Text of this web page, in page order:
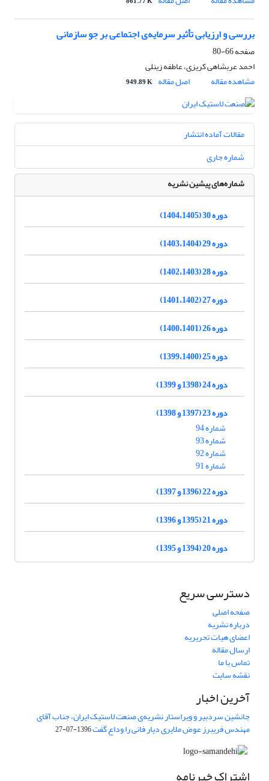
بررسی و ارزیابی تأثیر سرمایه‌ی اجتماعی بر جو سازمانی
صفحه66-80
احمد عربشاهی کریزی، عاطفه زینلی
مشاهده مقاله
اصل مقاله 949.89 K
مقالات آماده انتشار
شماره جاری
شماره‌های پیشین نشریه
دوره 30 (1404،1405)
دوره 29 (1403،1404)
دوره 28 (1402،1403)
دوره 27 (1401،1402)
دوره 26 (1400،1401)
دوره 25 (1399،1400)
دوره 24 (1398 و 1399)
دوره 23 (1397 و 1398)
شماره 94
شماره 93
شماره 92
شماره 91
دوره 22 (1396 و 1397)
دوره 21 (1395 و 1396)
دوره 20 (1394 و 1395)
دسترسی سریع
صفحه اصلی
درباره نشریه
اعضای هیات تحریریه
ارسال مقاله
تماس با ما
نقشه سایت
آخرین اخبار
جانشین سردبیر و ویراستار نشریه‌ی صنعت لاستیک ایران، جناب آقای
مهندس فریبرز عوض ملایری دیار فانی را وداع گفت1396-07-27